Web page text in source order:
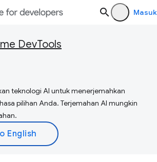
Masuk
DevTools
teknologi AI untuk menerjemahkan
pilihan Anda. Terjemahan AI mungkin